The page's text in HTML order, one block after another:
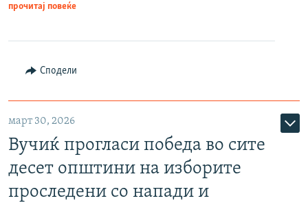
прочитај повеќе
Сподели
март 30, 2026
Вучиќ прогласи победа во сите
десет општини на изборите
проследени со напади и